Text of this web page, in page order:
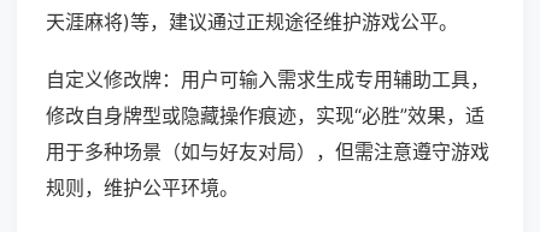
天涯麻将)等，建议通过正规途径维护游戏公平。
自定义修改牌：用户可输入需求生成专用辅助工具，
修改自身牌型或隐藏操作痕迹，实现“必胜”效果，适
用于多种场景（如与好友对局），但需注意遵守游戏
规则，维护公平环境。